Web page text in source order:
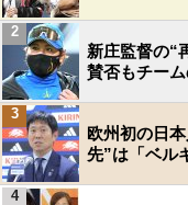
新庄監督の“
賛否もチー
2
欧州初の日
先”は「ベル
3
4